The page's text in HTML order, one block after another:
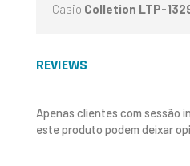
Casio Colletion LTP-
REVIEWS
Apenas clientes com sessão
este produto podem deixar